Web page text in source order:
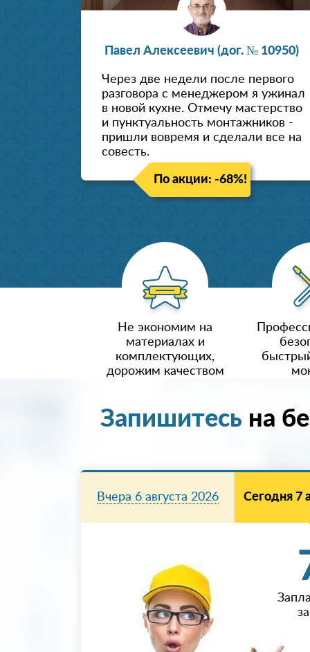
Павел Алексеевич (дог. № 10950)
Через две недели после первого
разговора с менеджером я ужинал
в новой кухне. Отмечу мастерство
и пунктуальность монтажников -
пришли вовремя и сделали все на
совесть.
По акции: -68%!
Не экономим на
материалах и
комплектующих,
дорожим качеством
Запишитесь на
Вчера 6 августа 2026 Сегодня 7